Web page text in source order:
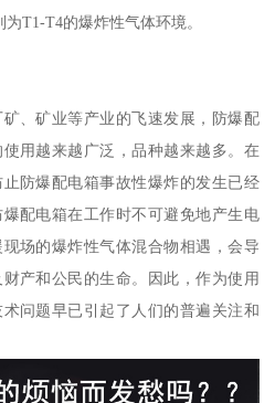
T1-T4的爆炸性气体环境。
、矿业等产业的飞速发展，防爆配
用越来越广泛，品种越来越多。在
防爆配电箱事故性爆炸的发生已经
配电箱在工作时不可避免地产生电
场的爆炸性气体混合物相遇，会导
产和公民的生命。因此，作为使用
问题早已引起了人们的普遍关注和